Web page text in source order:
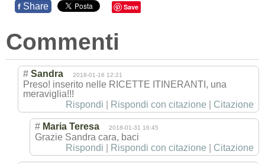
f Share Save
Commenti
# Sandra 2018-01-16 12:21
Preso! inserito nelle RICETTE ITINERANTI, una
meraviglia!!!
Rispondi
Rispondi con citazione Citazione
# Maria Teresa 2018-01-31 16:45
Grazie Sandra cara, baci
Rispondi
Rispondi con citazione Citazione